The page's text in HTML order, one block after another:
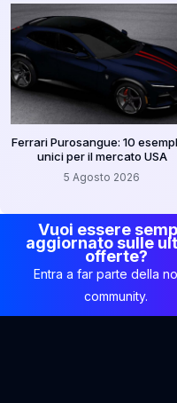
Ferrari Purosangue: 10
unici per il mercato USA
5 Agosto 2026
Vuoi essere
aggiornato sulle
offerte?
Entra a far parte della
community.